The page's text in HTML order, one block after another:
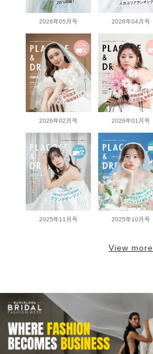
2026年05月号 2026年04月号
2026年02月号 2026年01月号
2025年11月号 2025年10月号
View more